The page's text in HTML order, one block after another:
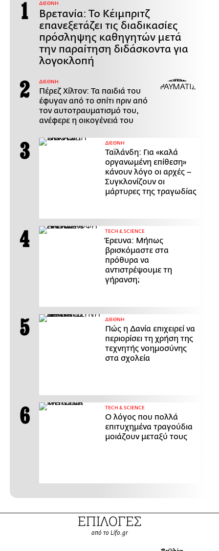
ΔΙΕΘΝΗ
Βρετανία: Το Κέιμπριτζ
επανεξετάζει τις διαδικασίες
πρόσληψης καθηγητών μετά
την παραίτηση διδάσκοντα για
λογοκλοπή
ΔΙΕΘΝΗ
Πέρεζ Χίλτον: Τα παιδιά του
έφυγαν από το σπίτι πριν από
τον αυτοτραυματισμό του,
ανέφερε η οικογένειά του
ΔΙΕΘΝΗ
Ταϊλάνδη: Για «καλά
οργανωμένη επίθεση»
κάνουν λόγο οι αρχές –
Συγκλονίζουν οι
μάρτυρες της τραγωδίας
ΤECH & SCIENCE
Έρευνα: Μήπως
βρισκόμαστε στα
πρόθυρα να
αντιστρέψουμε τη
γήρανση;
ΔΙΕΘΝΗ
Πώς η Δανία επιχειρεί να
περιορίσει τη χρήση της
τεχνητής νοημοσύνης
στα σχολεία
ΤECH & SCIENCE
Ο λόγος που πολλά
επιτυχημένα τραγούδια
μοιάζουν μεταξύ τους
ΕΠΙΛΟΓΕΣ
από το Lifo.gr